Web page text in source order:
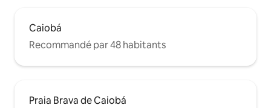
Caiobá
Recommandé par 48 habitants
Praia Brava de Caiobá